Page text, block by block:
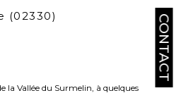
CONTACT
(02330)